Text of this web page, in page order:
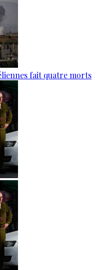
fait quatre morts